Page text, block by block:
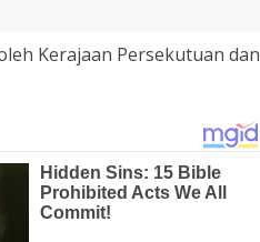
Kerajaan Persekutuan dan